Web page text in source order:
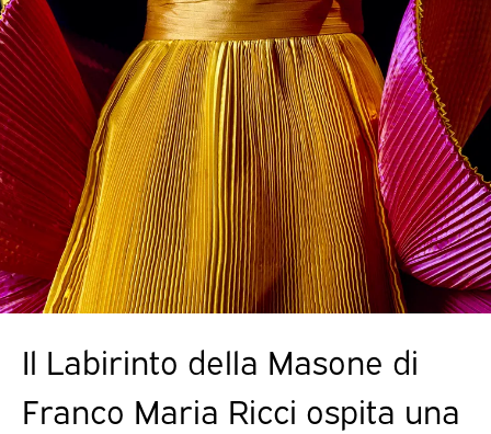
Il Labirinto della Masone di
Franco Maria Ricci ospita una